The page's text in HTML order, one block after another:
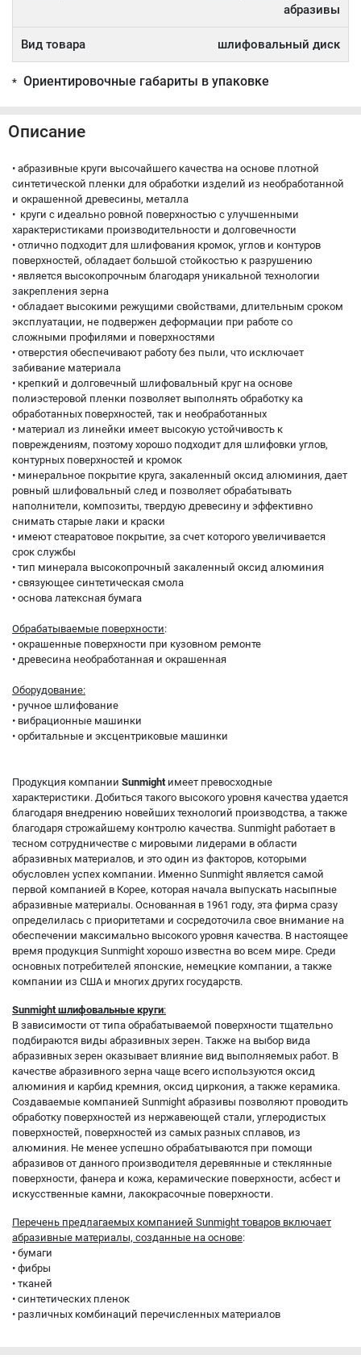
абразивы
Вид товара шлифовальный диск
* Ориентировочные габариты в упаковке
Описание
• абразивные круги высочайшего качества на основе плотной
синтетической пленки для обработки изделий из необработанной
и окрашенной древесины, металла
• круги с идеально ровной поверхностью с улучшенными
характеристиками производительности и долговечности
• отлично подходит для шлифования кромок, углов и контуров
поверхностей, обладает большой стойкостью к разрушению
• является высокопрочным благодаря уникальной технологии
закрепления зерна
• обладает высокими режущими свойствами, длительным сроком
эксплуатации, не подвержен деформации при работе со
сложными профилями и поверхностями
• отверстия обеспечивают работу без пыли, что исключает
забивание материала
• крепкий и долговечный шлифовальный круг на основе
полиэстеровой пленки позволяет выполнять обработку ка
обработанных поверхностей, так и необработанных
• материал из линейки имеет высокую устойчивость к
повреждениям, поэтому хорошо подходит для шлифовки углов,
контурных поверхностей и кромок
• минеральное покрытие круга, закаленный оксид алюминия, дает
ровный шлифовальный след и позволяет обрабатывать
наполнители, композиты, твердую древесину и эффективно
снимать старые лаки и краски
• имеют стеаратовое покрытие, за счет которого увеличивается
срок службы
• тип минерала высокопрочный закаленный оксид алюминия
• связующее синтетическая смола
• основа латексная бумага
Обрабатываемые поверхности:
• окрашенные поверхности при кузовном ремонте
• древесина необработанная и окрашенная
Оборудование:
• ручное шлифование
• вибрационные машинки
• орбитальные и эксцентриковые машинки
Продукция компании Sunmightимеет превосходные
характеристики. Добиться такого высокого уровня качества удается
благодаря внедрению новейших технологий производства, а также
благодаря строжайшему контролю качества. Sunmight работает в
тесном сотрудничестве с мировыми лидерами в области
абразивных материалов, и это один из факторов, которыми
обусловлен успех компании. Именно Sunmight является самой
первой компанией в Корее, которая начала выпускать насыпные
абразивные материалы. Основанная в 1961 году, эта фирма сразу
определилась с приоритетами и сосредоточила свое внимание на
обеспечении максимально высокого уровня качества. В настоящее
время продукция Sunmight хорошо известна во всем мире. Среди
основных потребителей японские, немецкие компании, а также
компании из США и многих других государств.
Sunmight шлифовальные круги:
В зависимости от типа обрабатываемой поверхности тщательно
подбираются виды абразивных зерен. Также на выбор вида
абразивных зерен оказывает влияние вид выполняемых работ. В
качестве абразивного зерна чаще всего используются оксид
алюминия и карбид кремния, оксид циркония, а также керамика.
Создаваемые компанией Sunmight абразивы позволяют проводить
обработку поверхностей из нержавеющей стали, углеродистых
поверхностей, поверхностей из самых разных сплавов, из
алюминия. Не менее успешно обрабатываются при помощи
абразивов от данного производителя деревянные и стеклянные
поверхности, фанера и кожа, керамические поверхности, асбест и
искусственные камни, лакокрасочные поверхности.
Перечень предлагаемых компанией Sunmight товаров включает
абразивные материалы, созданные на основе:
• бумаги
• фибры
• тканей
• синтетических пленок
• различных комбинаций перечисленных материалов